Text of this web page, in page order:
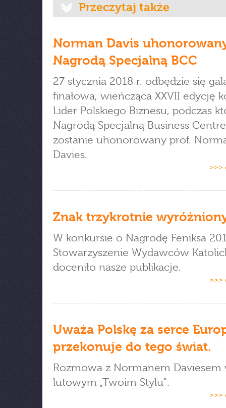
Przeczytaj także
Norman Davis
Nagrodą Specjalną BCC
27 stycznia 2018 r. odbędzie się
finałowa, wieńcząca XXVII edycję
Lider Polskiego Biznesu, podczas
Nagrodą Specjalną Business
zostanie uhonorowany prof.
Davies.
>>>
Znak trzykrotnie
W konkursie o Nagrodę Feniksa
Stowarzyszenie Wydawców
doceniło nasze publikacje.
>>>
Uważa Polskę za serce
przekonuje do tego świat.
Rozmowa z Normanem Daviesem
lutowym „Twoim Stylu".
>>>